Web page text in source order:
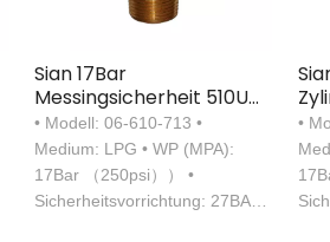
Sian 17Bar
Messingsicherheit 510U
LPG Zylinder Mexiko 40
lbs Polventile
• Modell: 06-610-713 •
Medium: LPG • WP (MPA):
17Bar （250psi）） •
Sicherheitsvorrichtung: 27BAR
mit
•